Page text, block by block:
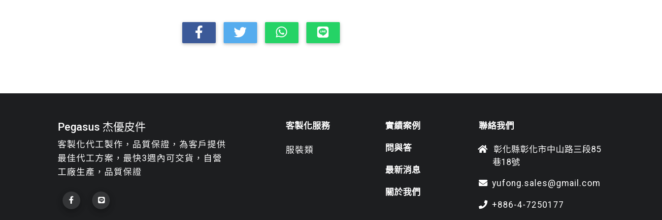
Pegasus 杰優皮件
客製化代工製作，品質保證，為客戶提供
最佳代工方案，最快3週內可交貨，自營
工廠生產，品質保證
客製化服務
服裝類
實績案例
問與答
最新消息
關於我們
聯絡我們
彰化縣彰化市中山路三段85
巷18號
yufong.sales@gmail.com
+886-4-7250177